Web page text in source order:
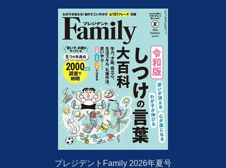
プレジデントFamily 2026年夏号